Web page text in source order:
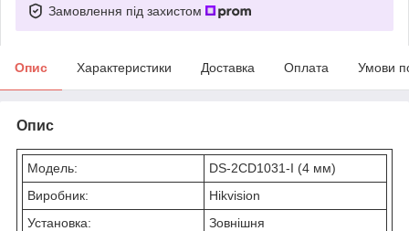
Замовлення під захистом
Опис Характеристики Доставка Оплата Умови
Опис
Модель:
DS-2CD1031-I (4 мм)
Виробник:
Hikvision
Установка:
Зовнішня